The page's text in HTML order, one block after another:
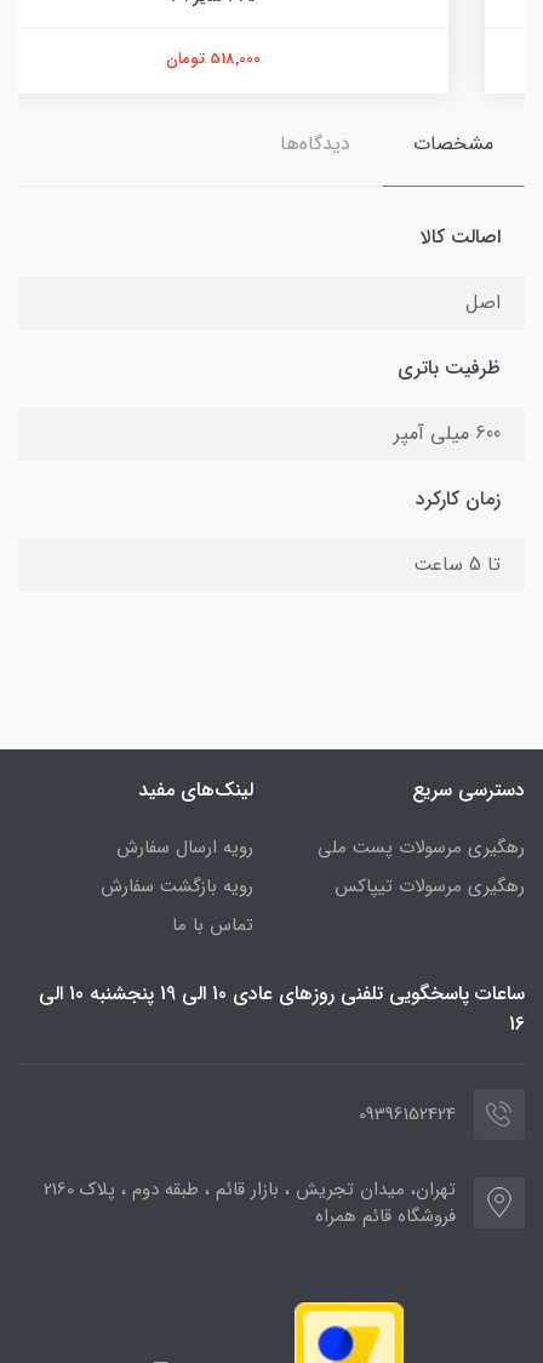
مشخصات دیدگاه‌ها
اصالت کالا
اصل
ظرفیت باتری
600 میلی آمپر
زمان کارکرد
تا 5 ساعت
دسترسی سریع
رهگیری مرسولات پست ملی
رهگیری مرسولات تیپاکس
لینک‌های مفید
رویه ارسال سفارش
رویه بازگشت سفارش
تماس با ما
ساعات پاسخگویی تلفنی روزهای عادی 10 الی 19 پنجشنبه 10 الی
16
09396152424
تهران، میدان تجریش ، بازار قائم ، طبقه دوم ، پلاک 2160
فروشگاه قائم همراه